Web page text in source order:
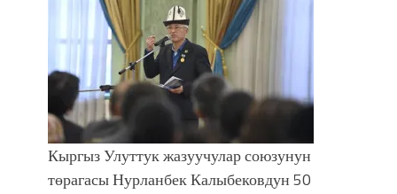
Кыргыз Улуттук жазуучулар союзунун
төрагасы Нурланбек Калыбековдун 50